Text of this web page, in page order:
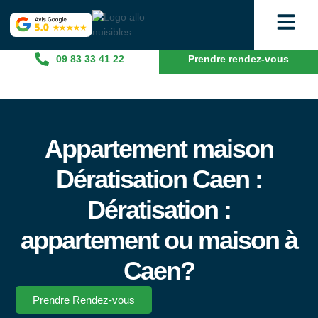
09 83 33 41 22 Prendre rendez-vous
Appartement maison
Dératisation Caen :
Dératisation :
appartement ou maison à
Caen?
Prendre Rendez-vous